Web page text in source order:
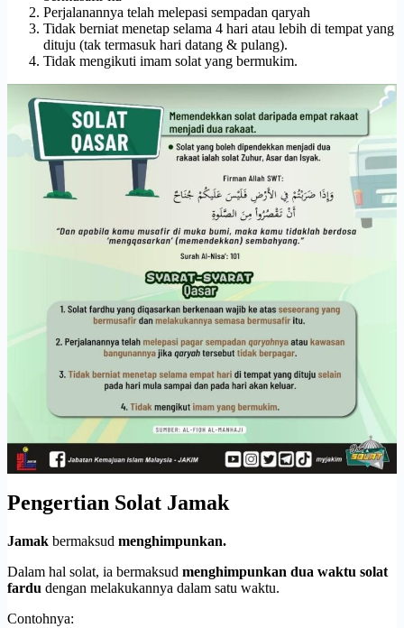
Perjalanannya telah melepasi sempadan qaryah
Tidak berniat menetap selama 4 hari atau lebih di tempat yang
dituju (tak termasuk hari datang & pulang).
Tidak mengikuti imam solat yang bermukim.
Pengertian Solat Jamak
Jamak bermaksud menghimpunkan.
Dalam hal solat, ia bermaksud menghimpunkan dua waktu solat
fardu dengan melakukannya dalam satu waktu.
Contohnya: